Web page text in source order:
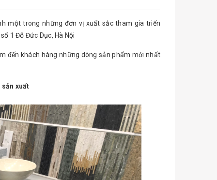
một trong những đơn vị xuất sắc tham gia triển
1 Đỗ Đức Dục, Hà Nội
đến khách hàng những dòng sản phẩm mới nhất
xuất